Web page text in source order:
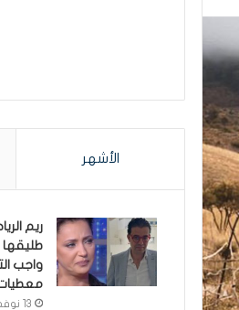
الأشهر
ريم
طليقها
واجب
13 نوفمبر 2022